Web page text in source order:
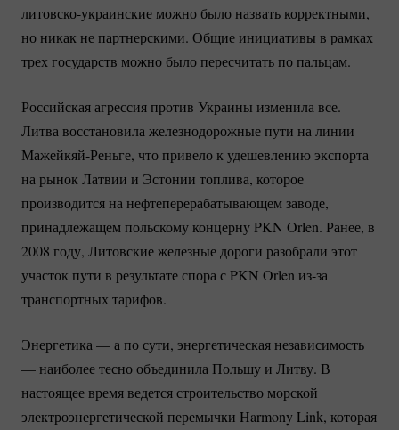
литовско-украинские можно было назвать корректными,
но никак не партнерскими. Общие инициативы в рамках
трех государств можно было пересчитать по пальцам.
Российская агрессия против Украины изменила все.
Литва восстановила железнодорожные пути на линии
Мажейкяй-Реньге, что привело к удешевлению экспорта
на рынок Латвии и Эстонии топлива, которое
производится на нефтеперерабатывающем заводе,
принадлежащем польскому концерну PKN Orlen. Ранее, в
2008 году, Литовские железные дороги разобрали этот
участок пути в результате спора с PKN Orlenиз-за
транспортных тарифов.
Энергетика — а по сути, энергетическая независимость
— наиболее тесно объединила Польшу и Литву. В
настоящее время ведется строительство морской
электроэнергетической перемычки Harmony Link, которая